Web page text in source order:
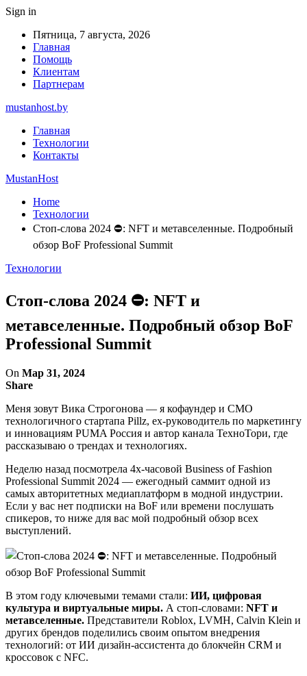
Sign in
Пятница, 7 августа, 2026
Главная
Помощь
Клиентам
Партнерам
mustanhost.by
Главная
Технологии
Контакты
MustanHost
Home
Технологии
Стоп-слова 2024 ⛔: NFT и метавселенные. Подробный
обзор BoF Professional Summit
Технологии
Стоп-слова 2024 ⛔: NFT и
метавселенные. Подробный обзор BoF
Professional Summit
On Мар 31, 2024
Share
Меня зовут Вика Строгонова — я кофаундер и CMO
технологичного стартапа Pillz, ex-руководитель по маркетингу
и инновациям PUMA Россия и автор канала ТехноТори, где
рассказываю о трендах и технологиях.
Неделю назад посмотрела 4х-часовой Business of Fashion
Professional Summit 2024 — ежегодный саммит одной из
самых авторитетных медиаплатформ в модной индустрии.
Если у вас нет подписки на BoF или времени послушать
спикеров, то ниже для вас мой подробный обзор всех
выступлений.
В этом году ключевыми темами стали: ИИ, цифровая
культура и виртуальные миры. А стоп-словами: NFT и
метавселенные. Представители Roblox, LVMH, Сalvin Klein и
других брендов поделились своим опытом внедрения
технологий: от ИИ дизайн-ассистента до блокчейн CRM и
кроссовок с NFC.